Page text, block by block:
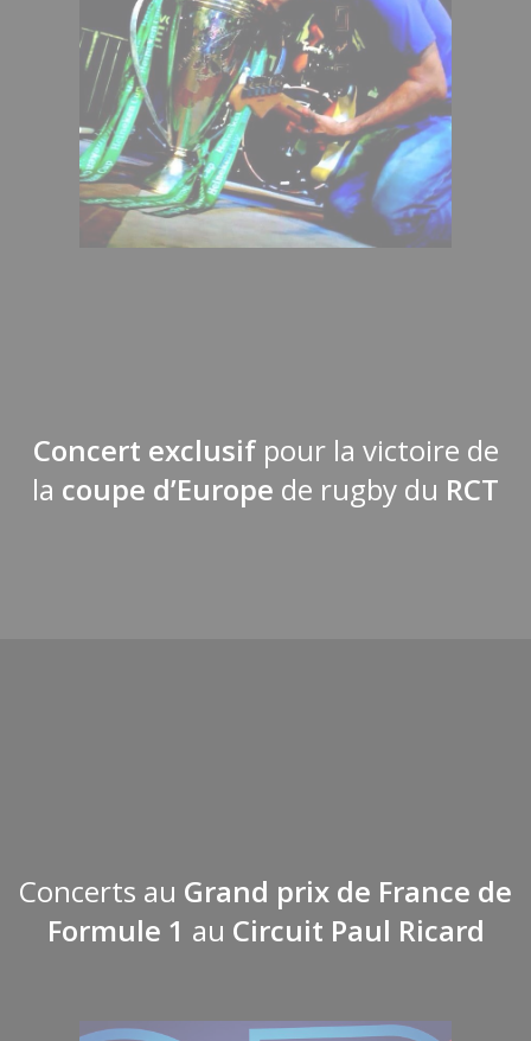
Concert exclusifpour la victoire de
la coupe d’Europe de rugby du RCT
Concerts au Grand prix de France de
Formule 1 au Circuit Paul Ricard